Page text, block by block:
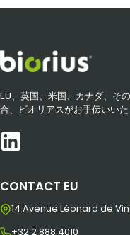
EU、英国、米国、カナダ、そ
合、ビオリアスがお手伝いいた
CONTACT EU
14 Avenue Léonard de
+32 2 888 4010